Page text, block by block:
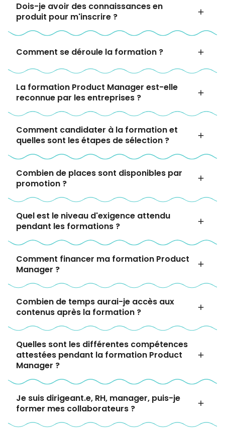
Dois-je avoir des connaissances en
produit pour m'inscrire ?
Comment se déroule la formation ?
La formation Product Manager est-elle
reconnue par les entreprises ?
Comment candidater à la formation et
quelles sont les étapes de sélection ?
Combien de places sont disponibles par
promotion ?
Quel est le niveau d'exigence attendu
pendant les formations ?
Comment financer ma formation Product
Manager ?
Combien de temps aurai-je accès aux
contenus après la formation ?
Quelles sont les différentes compétences
attestées pendant la formation Product
Manager ?
Je suis dirigeant.e, RH, manager, puis-je
former mes collaborateurs ?